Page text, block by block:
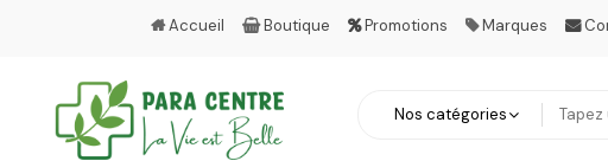
Accueil Boutique Promotions Marques
Soin